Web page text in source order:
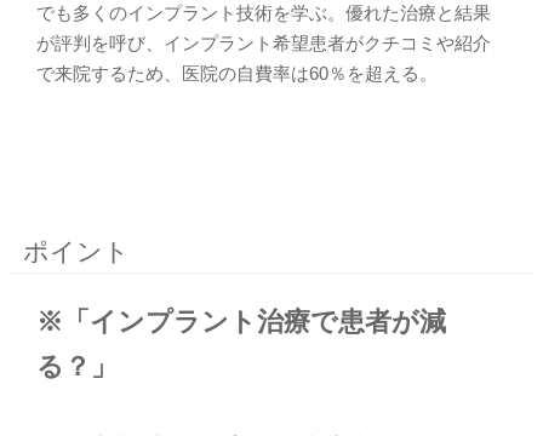
でも多くのインプラント技術を学ぶ。優れた治療と結果
が評判を呼び、インプラント希望患者がクチコミや紹介
で来院するため、医院の自費率は60％を超える。
ポイント
※「インプラント治療で患者が減
る？」